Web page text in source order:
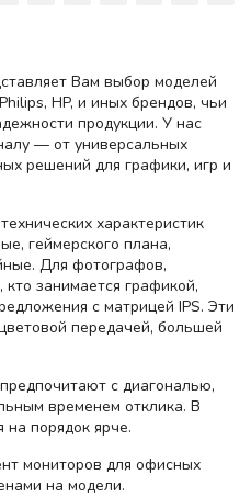
Вам выбор моделей
HP, и иных брендов, чьи
продукции. У нас
— от универсальных
решений для графики, игр и
характеристик
геймерского плана,
Для фотографов,
занимается графикой,
с матрицей IPS. Эти
передачей, большей
с диагональю,
временем отклика. В
на порядок ярче.
мониторов для офисных
на модели.